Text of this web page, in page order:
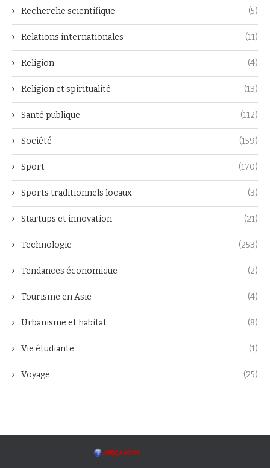
Recherche scientifique (5)
Relations internationales (11)
Religion (4)
Religion et spiritualité (13)
Santé publique (112)
Société (159)
Sport (170)
Sports traditionnels locaux (3)
Startups et innovation (21)
Technologie (253)
Tendances économique (2)
Tourisme en Asie (4)
Urbanisme et habitat (8)
Vie étudiante (1)
Voyage (25)